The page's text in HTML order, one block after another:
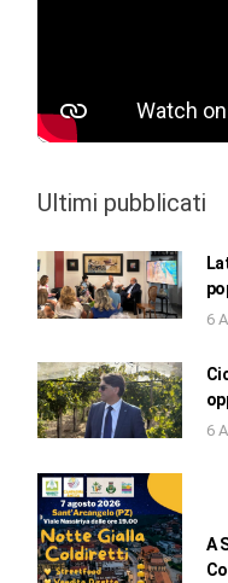
Ultimi pubblicati
6
6
A